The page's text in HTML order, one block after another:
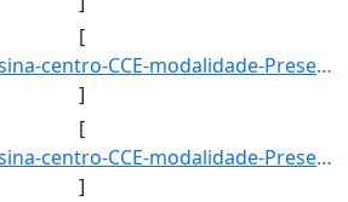
[
465: municipio-Teresina-centro-CCE-modalidade-Presencial-convenio--selecao-PROCESSO_DE_HABILIDADE_ESPECIF]
]
[
466: municipio-Teresina-centro-CCE-modalidade-Presencial-convenio--selecao-SISU_COTA-cota-AA-2-sexo-F-uf-]
]